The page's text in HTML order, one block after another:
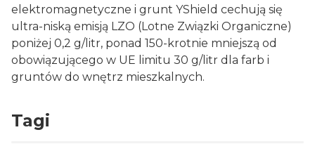
elektromagnetyczne i grunt YShield cechują się
ultra-niską emisją LZO (Lotne Związki Organiczne)
poniżej 0,2 g/litr, ponad 150-krotnie mniejszą od
obowiązującego w UE limitu 30 g/litr dla farb i
gruntów do wnętrz mieszkalnych.
Tagi